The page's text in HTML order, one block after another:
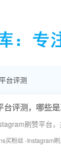
台评测
评测，哪些是
刷赞平台
买粉丝 -Instagram